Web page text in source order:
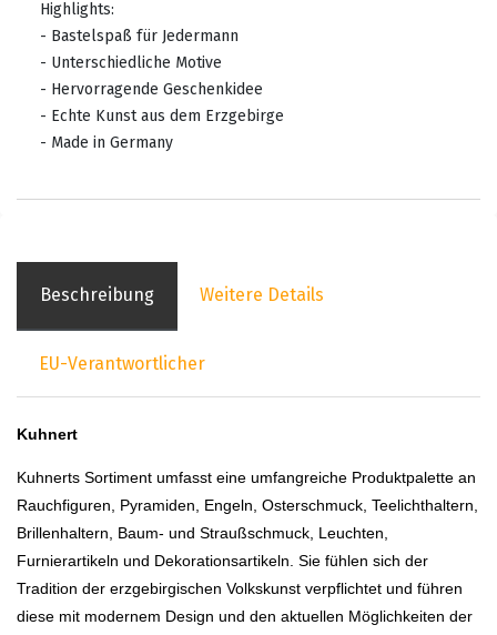
Highlights:
- Bastelspaß für Jedermann
- Unterschiedliche Motive
- Hervorragende Geschenkidee
- Echte Kunst aus dem Erzgebirge
- Made in Germany
Beschreibung Weitere Details
EU-Verantwortlicher
Kuhnert
Kuhnerts Sortiment umfasst eine umfangreiche Produktpalette an
Rauchfiguren, Pyramiden, Engeln, Osterschmuck, Teelichthaltern,
Brillenhaltern, Baum- und Straußschmuck, Leuchten,
Furnierartikeln und Dekorationsartikeln. Sie fühlen sich der
Tradition der erzgebirgischen Volkskunst verpflichtet und führen
diese mit modernem Design und den aktuellen Möglichkeiten der